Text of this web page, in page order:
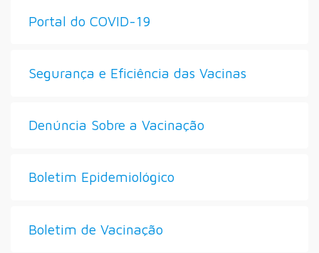
Portal do COVID-19
Segurança e Eficiência das Vacinas
Denúncia Sobre a Vacinação
Boletim Epidemiológico
Boletim de Vacinação